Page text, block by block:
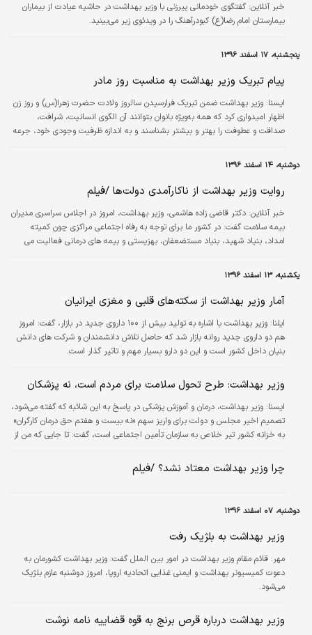
خبر آنلاین:گفتگوی خودمانی پیرزنی با وزیر بهداشت در حاشیه عیادت از بیماران
بیمارستان امام رضا(ع) کبودرآهنگ را در ویدئوی زیر می‌بینید.
پنجشنبه، ۱۷ اسفند ۱۳۹۶
پیام تبریک وزیر بهداشت به مناسبت روز مادر
ايسنا: وزیر بهداشت ضمن تبریک فرارسیدن سالروز ولادت حضرت زهرا(س) و روز زن
اظهار امیدواری کرد که همه به‌ویژه بانوان بتوانند آن الگوی انسانیت، شرافت،
صداقت و عطوفت را بهتر و بیشتر بشناسند و به اندازه ظرفیت وجودی خود، جرعه
دوشنبه، ۱۴ اسفند ۱۳۹۶
روایت وزیر بهداشت از ناکارآمدی دولت‌ها /فیلم
خبر آنلاین: دکتر قاضی زاده هاشمی، وزیر بهداشت، امروز در اجلاس سراسری مدیران
بیمه سلامت گفت: در کشور ما برای توجه به رفاه اجتماعی مراکزی چون کمیته
امداد، بنیاد شهید، بنیاد مستضعفان، بهزیستی و بیمه های درمانی فعالیت می
ناکارآمدی دولت‌ها در تامین رفاه اجتماعی را مشاهده می کنید.
یکشنبه، ۱۳ اسفند ۱۳۹۶
آمار وزیر بهداشت از سکته‌های قلبی و مغزی ایرانیان
ایلنا:
وزیر بهداشت با اشاره به تولید بیش از ۱۰۰ داروی جدید در بازار، گفت: امروز
هم دو داروی جدید روانه بازار شد که حاصل تلاش دانشمندان و شرکت های دانش
بنیان داخل کشور است و این دو دارو بسیار مهم و تاثیر گذار است.
وزیر بهداشت: طرح تحول سلامت برای مردم است، نه پزشکان
ايسنا: وزیر بهداشت، درمان و آموزش پزشکی در پاسخ به این شائبه که گفته می‌شود،
تصمیم اخیر مجلس و دولت برای واریز سهم «نه بیست و هفتم حق درمان کارگران»
به خزانه کشور تیر خلاص به سازمان تأمین اجتماعی است، گفت: تا جایی که من از
رفاه حق برداشت از آن حساب را ندارند. نه رئیس جمهوری نه رئیس سازمان برنامه و
بودجه و نه رئیس خزانه نمی‌توانند این کار را بکنند.
چرا وزیر بهداشت معتاد نشد؟ /فیلم
دوشنبه، ۰۷ اسفند ۱۳۹۶
وزیر بهداشت به بلژیک رفت
مهر: قائم مقام وزیر بهداشت در امور بین الملل گفت: وزیر بهداشت کشورمان به
دعوت کمیسیونر بهداشت و ایمنی غذایی اتحادیه اروپا، امروز دوشنبه عازم بلژیک
می‌شود.
وزیر بهداشت درباره قرص برنج به قوه قضاییه نامه نوشت